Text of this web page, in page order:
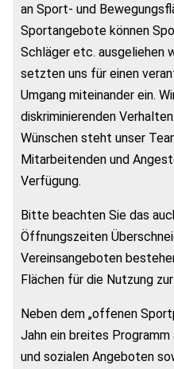
an Sport- und
Sportangebote können
Schläger etc. ausgeliehen
setzten uns für einen
Umgang miteinander ein.
diskriminierenden
Wünschen steht unser
Mitarbeitenden und
Verfügung.
Bitte beachten Sie das
Öffnungszeiten
Vereinsangeboten
Flächen für die Nutzung
Neben dem „offenen
Jahn ein breites
und sozialen Angeboten